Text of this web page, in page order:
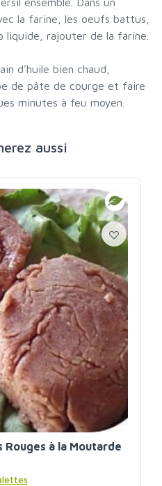
la farine, les oeufs battus,
liquide, rajouter de la farine.
d'huile bien chaud,
de pâte de courge et faire
minutes à feu moyen.
aussi
à la Moutarde